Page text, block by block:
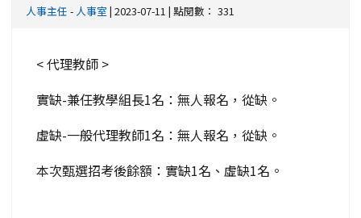
人事主任 - 人事室 | 2023-07-11 | 點閱數： 331
< 代理教師 >
實缺-兼任教學組長1名：無人報名，從缺。
虛缺-一般代理教師1名：無人報名，從缺。
本次甄選招考後餘額：實缺1名、虛缺1名。